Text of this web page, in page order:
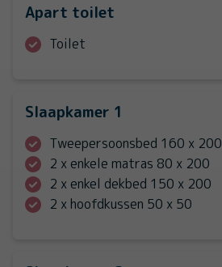
Apart toilet
Toilet
Slaapkamer 1
Tweepersoonsbed 160 x 200
2 x enkele matras 80 x 200
2 x enkel dekbed 150 x 200
2 x hoofdkussen 50 x 50